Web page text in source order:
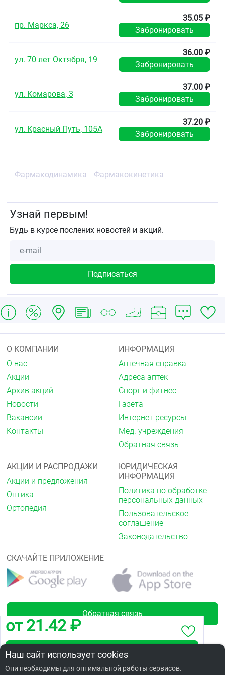
от 21.42 ₽
Забронировать по адресу 70 лет Октября,12
пр. Маркса, 26
35.05 ₽
Забронировать
ул. 70 лет Октября, 19
36.00 ₽
Забронировать
ул. Комарова, 3
37.00 ₽
Забронировать
ул. Красный Путь, 105А
37.20 ₽
Забронировать
Фармакодинамика Фармакокинетика
Узнай первым!
Будь в курсе послених новостей и акций.
О КОМПАНИИ
О нас
Акции
Архив акций
Новости
Вакансии
Контакты
ИНФОРМАЦИЯ
Аптечная справка
Адреса аптек
Спорт и фитнес
Газета
Интернет ресурсы
Мед. учреждения
Обратная связь
АКЦИИ И РАСПРОДАЖИ
Акции и предложения
Оптика
Ортопедия
ЮРИДИЧЕСКАЯ
ИНФОРМАЦИЯ
Политика по обработке
персональных данных
Пользовательское
соглашение
Законодательство
СКАЧАЙТЕ ПРИЛОЖЕНИЕ
Обратная связь
Лицензии
Наш сайт использует cookies
Они необходимы для оптимальной работы сервисов.